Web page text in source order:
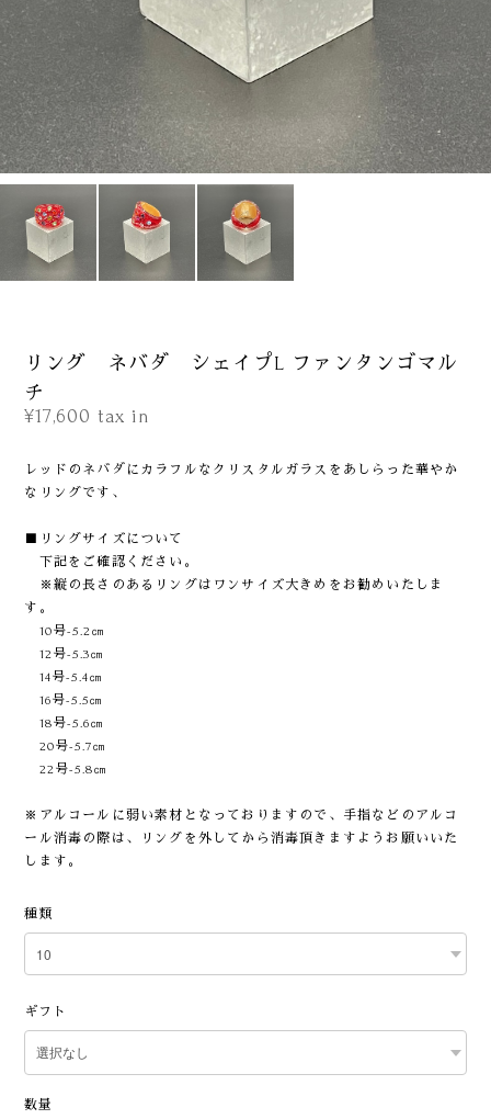
リング ネバダ シェイプL ファンタンゴマル
チ
¥17,600 tax in
レッドのネバダにカラフルなクリスタルガラスをあしらった華やか
なリングです、
■リングサイズについて
下記をご確認ください。
※縦の長さのあるリングはワンサイズ大きめをお勧めいたしま
す。
10号-5.2㎝
12号-5.3㎝
14号-5.4㎝
16号-5.5㎝
18号-5.6㎝
20号-5.7㎝
22号-5.8㎝
※アルコールに弱い素材となっておりますので、手指などのアルコ
ール消毒の際は、リングを外してから消毒頂きますようお願いいた
します。
種類
ギフト
数量